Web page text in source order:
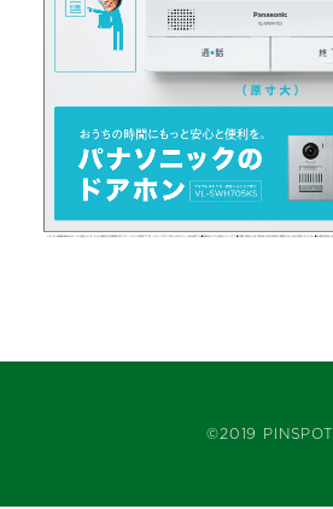
©2019 PINSPOT